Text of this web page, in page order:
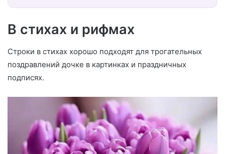
В стихах и рифмах
Строки в стихах хорошо подходят для трогательных
поздравлений дочке в картинках и праздничных
подписях.